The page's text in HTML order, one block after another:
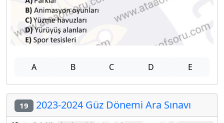
A B C D E
19 2023-2024 Güz Dönemi Ara Sınavı